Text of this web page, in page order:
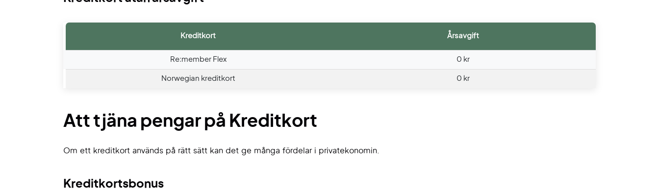
Kreditkort Årsavgift
Re:member Flex 0 kr
Norwegian kreditkort 0 kr
Att tjäna pengar på Kreditkort
Om ett kreditkort används på rätt sätt kan det ge många fördelar i privatekonomin.
Kreditkortsbonus